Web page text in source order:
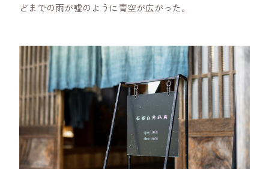
どまでの雨が嘘のように青空が広がった。